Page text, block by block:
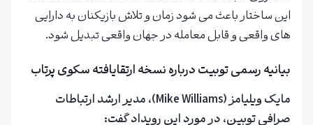
این ساختار باعث می‌ شود زمان و تلاش بازیکنان به دارایی‌
های واقعی و قابل معامله در جهان واقعی تبدیل شود.
بیانیه رسمی توبیت درباره نسخه ارتقا‌یافته سکوی پرتاب
مایک ویلیامز (Mike Williams)، مدیر ارشد ارتباطات
صرافی توبین، در مورد این رویداد گفت: